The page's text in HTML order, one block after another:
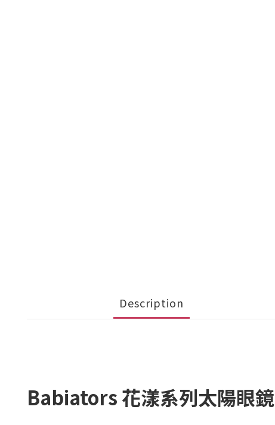
Description
Babiators 花漾系列太陽眼鏡